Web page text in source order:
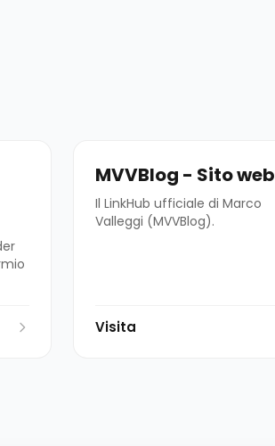
MVVBlog - Sito web
Il LinkHub ufficiale di Marco
Valleggi (MVVBlog).
Visita